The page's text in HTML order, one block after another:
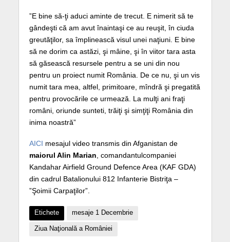
”E bine să-ţi aduci aminte de trecut. E nimerit să te
gândeşti că am avut înaintaşi ce au reuşit, în ciuda
greutăţilor, sa împlinească visul unei naţiuni. E bine
să ne dorim ca astăzi, şi mâine, şi în viitor tara asta
să găsească resursele pentru a se uni din nou
pentru un proiect numit România. De ce nu, şi un vis
numit tara mea, altfel, primitoare, mîndră şi pregatită
pentru provocările ce urmează. La mulţi ani fraţi
români, oriunde sunteti, trăiţi şi simţiţi România din
inima noastră”
AICI mesajul video transmis din Afganistan de
maiorul Alin Marian , comandantulcompaniei
Kandahar Airfield Ground Defence Area (KAF GDA)
din cadrul Batalionului 812 Infanterie Bistriţa –
”Şoimii Carpaţilor”.
Etichete mesaje 1 Decembrie
Ziua Naţională a României